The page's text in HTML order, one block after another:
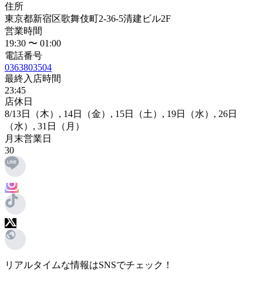
住所
東京都新宿区歌舞伎町2-36-5清建ビル2F
営業時間
19:30 〜 01:00
電話番号
0363803504
最終入店時間
23:45
店休日
8/13日 （木）, 14日 （金）, 15日 （土）, 19日 （水）, 26日
（水）, 31日
（月）
月末営業日
30
リアルタイムな情報はSNSでチェック！